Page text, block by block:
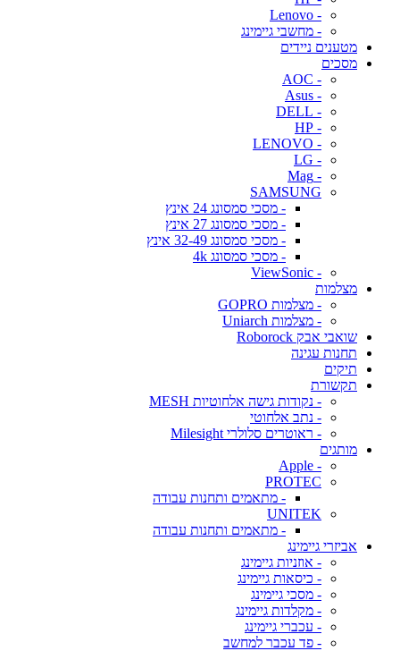
- Lenovo
- מחשבי גיימינג
מטענים ניידים
מסכים
- AOC
- Asus
- DELL
- HP
- LENOVO
- LG
- Mag
SAMSUNG
- מסכי סמסונג 24 אינץ
- מסכי סמסונג 27 אינץ
- מסכי סמסונג 32-49 אינץ
- מסכי סמסונג 4k
- ViewSonic
מצלמות
- מצלמות GOPRO
- מצלמות Uniarch
שואבי אבק Roborock
תחנות עגינה
תיקים
תקשורת
- נקודות גישה אלחוטיות MESH
- נתב אלחוטי
- ראוטרים סלולרי Milesight
מותגים
- Apple
PROTEC
- מתאמים ותחנות עבודה
UNITEK
- מתאמים ותחנות עבודה
אביזרי גיימינג
- אוזניות גיימינג
- כיסאות גיימינג
- מסכי גיימינג
- מקלדות גיימינג
- עכברי גיימינג
- פד עכבר למחשב